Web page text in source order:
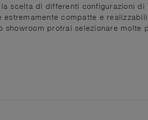
scelta di differenti configurazioni
compatte e
protrai selezionare molte